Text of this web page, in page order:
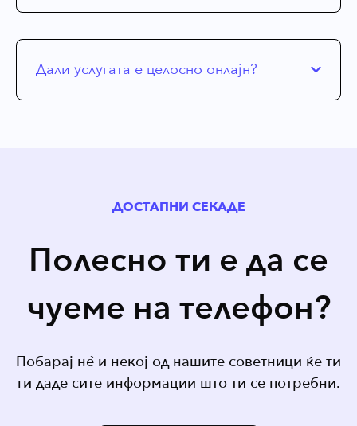
Дали услугата е целосно онлајн?
ДОСТАПНИ СЕКАДЕ
Полесно ти е да се
чуеме на телефон?
Побарај нѐ и некој од нашите советници ќе ти
ги даде сите информации што ти се потребни.